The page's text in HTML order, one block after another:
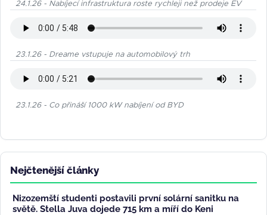
24.1.26 - Nabíjecí infrastruktura roste rychleji než prodeje EV
23.1.26 - Dreame vstupuje na automobilový trh
23.1.26 - Co přináší 1000 kW nabíjení od BYD
Nejčtenější články
Nizozemští studenti postavili první solární sanitku na
světě. Stella Juva dojede 715 km a míří do Keni